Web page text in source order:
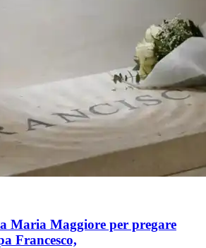
Maria Maggiore per pregare
Francesco,